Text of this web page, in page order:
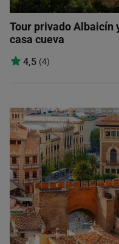
Tour privado Albaicín
casa cueva
4,5 (4)